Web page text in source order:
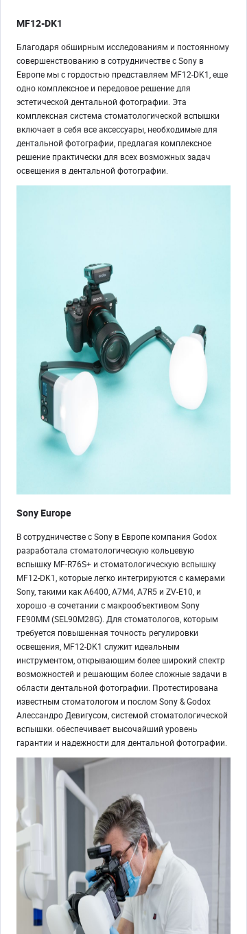
MF12-DK1
Благодаря обширным исследованиям и постоянному
совершенствованию в сотрудничестве с Sony в
Европе мы с гордостью представляем MF12-DK1, еще
одно комплексное и передовое решение для
эстетической дентальной фотографии. Эта
комплексная система стоматологической вспышки
включает в себя все аксессуары, необходимые для
дентальной фотографии, предлагая комплексное
решение практически для всех возможных задач
освещения в дентальной фотографии.
Sony Europe
В сотрудничестве с Sony в Европе компания Godox
разработала стоматологическую кольцевую
вспышку MF-R76S+ и стоматологическую вспышку
MF12-DK1, которые легко интегрируются с камерами
Sony, такими как A6400, A7M4, A7R5 и ZV-E10, и
хорошо -в сочетании с макрообъективом Sony
FE90MM (SEL90M28G). Для стоматологов, которым
требуется повышенная точность регулировки
освещения, MF12-DK1 служит идеальным
инструментом, открывающим более широкий спектр
возможностей и решающим более сложные задачи в
области дентальной фотографии. Протестирована
известным стоматологом и послом Sony & Godox
Алессандро Девигусом, системой стоматологической
вспышки. обеспечивает высочайший уровень
гарантии и надежности для дентальной фотографии.